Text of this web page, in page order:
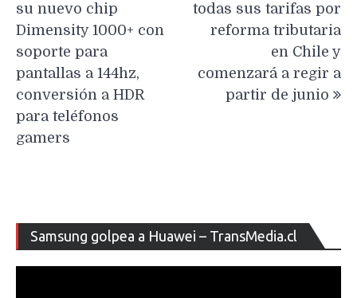
entradas
su nuevo chip
Dimensity 1000+ con
soporte para
pantallas a 144hz,
conversión a HDR
para teléfonos
gamers
todas sus tarifas por
reforma tributaria
en Chile y
comenzará a regir a
partir de junio
Samsung golpea a Huawei – TransMedia.cl
de